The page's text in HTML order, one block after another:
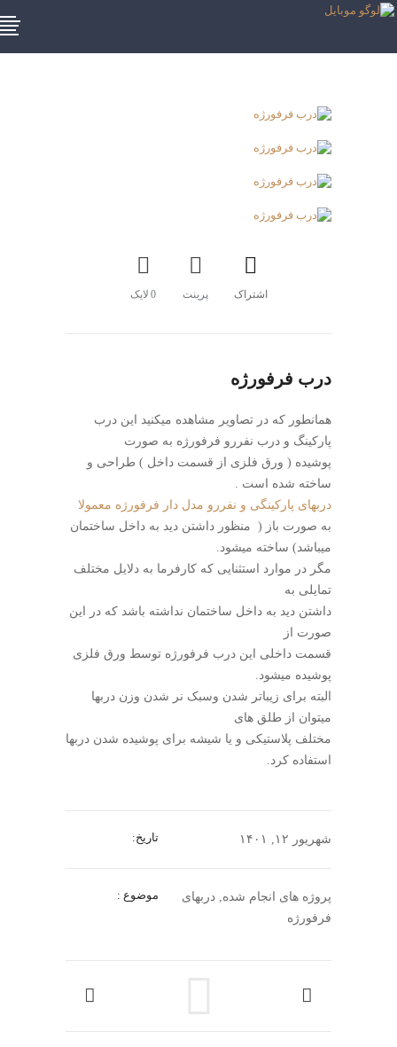
اشتراک پرینت 0 لایک
درب فرفورژه
همانطور که در تصاویر مشاهده میکنید این درب
پارکینگ و درب نفررو فرفورژه به صورت
پوشیده ( ورق فلزی از قسمت داخل ) طراحی و
ساخته شده است .
دربهای پارکینگی و نفررو مدل دار فرفورژه معمولا
به صورت باز ( منظور داشتن دید به داخل ساختمان
میباشد) ساخته میشود.
مگر در موارد استثنایی که کارفرما به دلایل مختلف
تمایلی به
داشتن دید به داخل ساختمان نداشته باشد که در این
صورت از
قسمت داخلی این درب فرفورژه توسط ورق فلزی
پوشیده میشود.
البته برای زیباتر شدن وسبک نر شدن وزن دربها
میتوان از طلق های
مختلف پلاستیکی و یا شیشه برای پوشیده شدن دربها
استفاده کرد.
تاریخ: شهریور ۱۲, ۱۴۰۱
موضوع :
پروژه های انجام شده, دربهای
فرفورژه